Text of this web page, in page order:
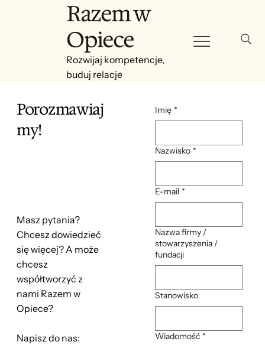
Razem w
Opiece
Rozwijaj kompetencje,
buduj relacje
Porozmawiaj
my!
Masz pytania?
Chcesz dowiedzieć
się więcej? A może
chcesz
współtworzyć z
nami Razem w
Opiece?
Napisz do nas:
Imię *
Nazwisko *
E-mail *
Nazwa firmy /
stowarzyszenia /
fundacji
Stanowisko
Wiadomość *